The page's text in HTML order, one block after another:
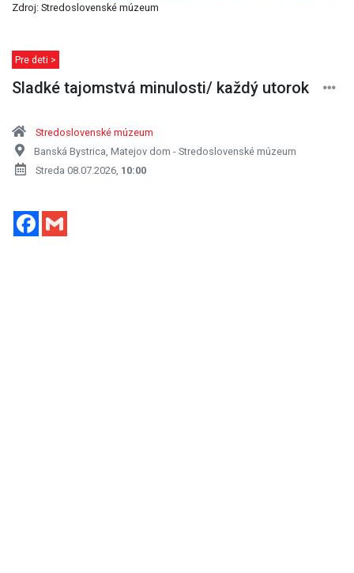
Zdroj: Stredoslovenské múzeum
Pre deti >
Sladké tajomstvá minulosti/ každý utorok
Stredoslovenské múzeum
Banská Bystrica, Matejov dom - Stredoslovenské múzeum
Streda 08.07.2026, 10:00
Facebook